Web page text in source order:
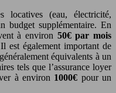
locatives (eau, électricité,
budget supplémentaire. En
à environ 50€ par mois
est également important de
équivalents à un
tels que l’assurance loyer
à environ 1000€ pour un